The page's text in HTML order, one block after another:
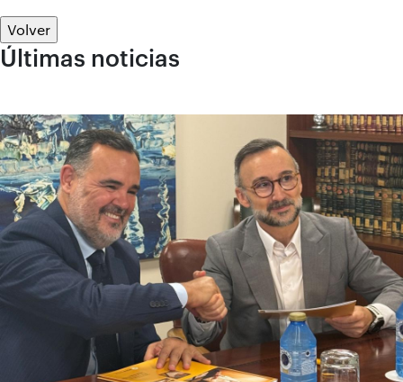
Volver
Últimas noticias